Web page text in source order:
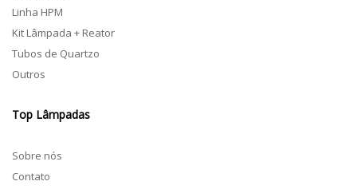
Linha HPM
Kit Lâmpada + Reator
Tubos de Quartzo
Outros
Top Lâmpadas
Sobre nós
Contato